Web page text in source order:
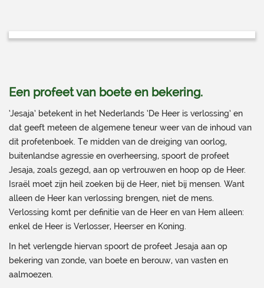
Een profeet van boete en bekering.
‘Jesaja’ betekent in het Nederlands ‘De Heer is verlossing’ en
dat geeft meteen de algemene teneur weer van de inhoud van
dit profetenboek. Te midden van de dreiging van oorlog,
buitenlandse agressie en overheersing, spoort de profeet
Jesaja, zoals gezegd, aan op vertrouwen en hoop op de Heer.
Israël moet zijn heil zoeken bij de Heer, niet bij mensen. Want
alleen de Heer kan verlossing brengen, niet de mens.
Verlossing komt per definitie van de Heer en van Hem alleen:
enkel de Heer is Verlosser, Heerser en Koning.
In het verlengde hiervan spoort de profeet Jesaja aan op
bekering van zonde, van boete en berouw, van vasten en
aalmoezen.